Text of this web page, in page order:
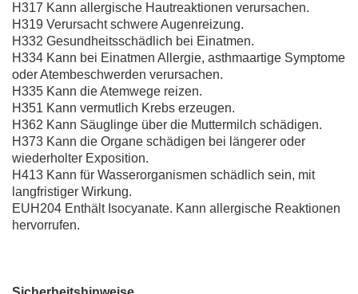
H317 Kann allergische Hautreaktionen verursachen.
H319 Verursacht schwere Augenreizung.
H332 Gesundheitsschädlich bei Einatmen.
H334 Kann bei Einatmen Allergie, asthmaartige Symptome
oder Atembeschwerden verursachen.
H335 Kann die Atemwege reizen.
H351 Kann vermutlich Krebs erzeugen.
H362 Kann Säuglinge über die Muttermilch schädigen.
H373 Kann die Organe schädigen bei längerer oder
wiederholter Exposition.
H413 Kann für Wasserorganismen schädlich sein, mit
langfristiger Wirkung.
EUH204 Enthält Isocyanate. Kann allergische Reaktionen
hervorrufen.